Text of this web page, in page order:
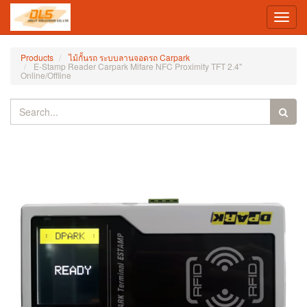
Products ไม้กั้นรถ ระบบลานจอดรถ Carpark
E-Stamp Reader Carpark Mifare NFC Proximity TFT 2.4"
Online/Offline